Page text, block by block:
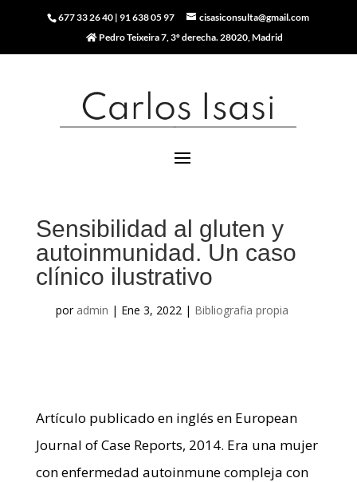
677 33 26 40 |91 638 05 97
cisasiconsulta@gmail.com
Pedro Teixeira 7, 3º derecha. 28020, Madrid
Sensibilidad al gluten y
autoinmunidad. Un caso
clínico ilustrativo
por admin | Ene 3, 2022| Bibliografia propia
Artículo publicado en inglés en European
Journal of Case Reports, 2014. Era una mujer
con enfermedad autoinmune compleja con